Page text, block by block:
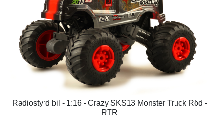
Radiostyrd bil - 1:16 - Crazy SKS13 Monster Truck Röd -
RTR